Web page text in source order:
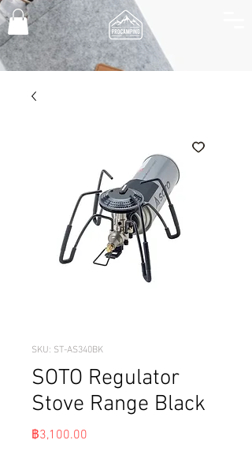
SKU: ST-AS340BK
SOTO Regulator
Stove Range Black
฿3,100.00